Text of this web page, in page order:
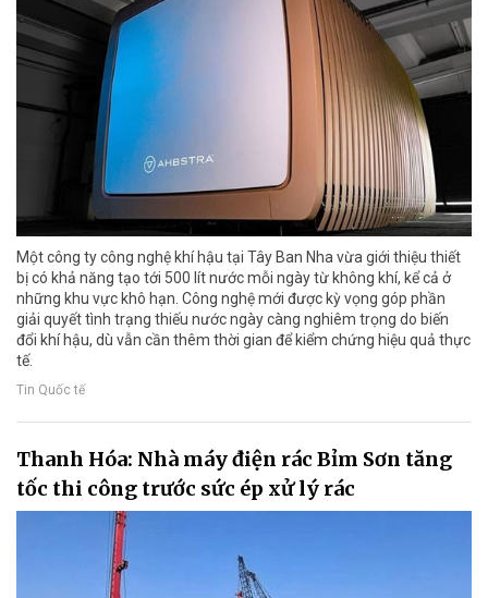
Một công ty công nghệ khí hậu tại Tây Ban Nha vừa giới thiệu thiết
bị có khả năng tạo tới 500 lít nước mỗi ngày từ không khí, kể cả ở
những khu vực khô hạn. Công nghệ mới được kỳ vọng góp phần
giải quyết tình trạng thiếu nước ngày càng nghiêm trọng do biến
đổi khí hậu, dù vẫn cần thêm thời gian để kiểm chứng hiệu quả thực
tế.
Tin Quốc tế
Thanh Hóa: Nhà máy điện rác Bỉm Sơn tăng
tốc thi công trước sức ép xử lý rác